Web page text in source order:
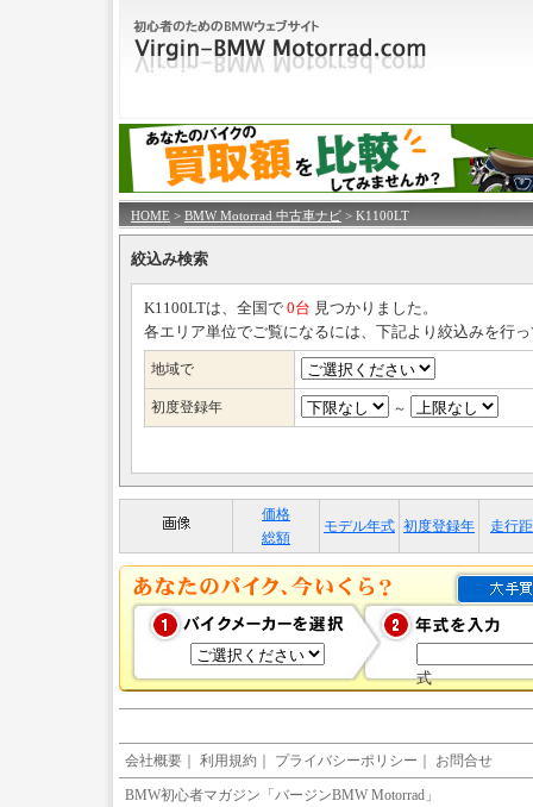
HOME > BMW Motorrad 中古車ナビ > K1100LT
絞込み検索
K1100LTは、全国で 0台 見つかりました。
各エリア単位でご覧になるには、下記より絞込みを行
地域で
初度登録年 ～
価格
総額
モデル年式 初度登録年 走行
式
会社概要 ｜ 利用規約 ｜ プライバシーポリシー ｜ お問合せ
BMW初心者マガジン「バージンBMW Motorrad」